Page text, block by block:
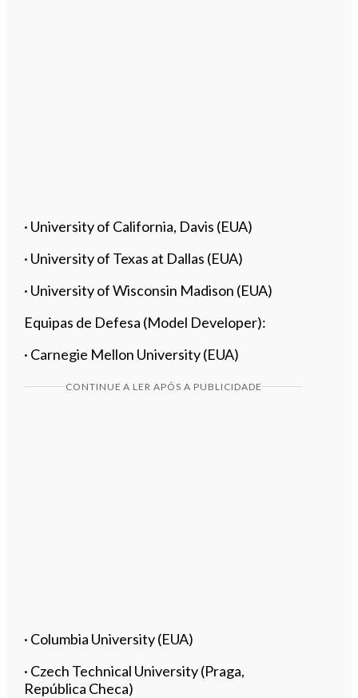
· University of California, Davis (EUA)
· University of Texas at Dallas (EUA)
· University of Wisconsin Madison (EUA)
Equipas de Defesa (Model Developer):
· Carnegie Mellon University (EUA)
CONTINUE A LER APÓS A PUBLICIDADE
· Columbia University (EUA)
· Czech Technical University (Praga,
República Checa)